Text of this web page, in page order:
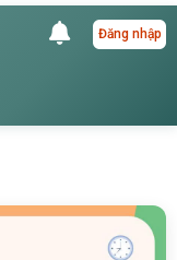
Đăng nhập